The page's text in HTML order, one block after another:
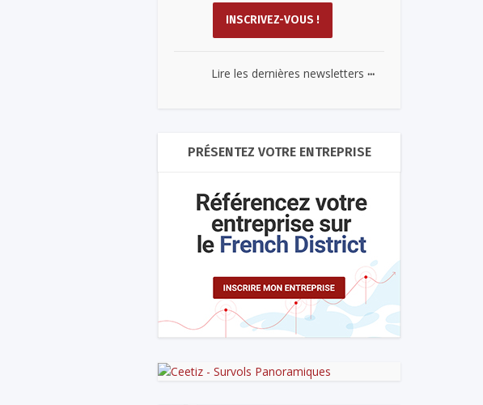
Lire les dernières newsletters ...
PRÉSENTEZ VOTRE ENTREPRISE